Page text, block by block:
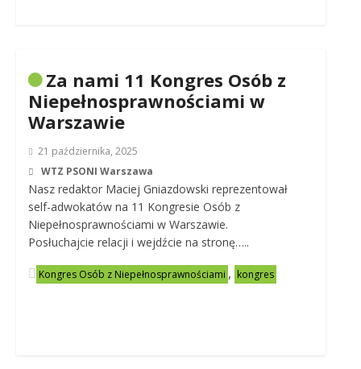
Za nami 11 Kongres Osób z
Niepełnosprawnościami w
Warszawie
21 października, 2025
WTZ PSONI Warszawa
Nasz redaktor Maciej Gniazdowski reprezentował
self-adwokatów na 11 Kongresie Osób z
Niepełnosprawnościami w Warszawie.
Posłuchajcie relacji i wejdźcie na stronę…..
Kongres Osób z Niepełnosprawnościami , kongres